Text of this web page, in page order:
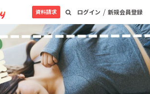
ログイン / 新規会員登録
資料請求